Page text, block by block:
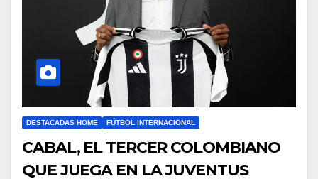
DESTACADAS HOME FÚTBOL INTERNACIONAL
CABAL, EL TERCER COLOMBIANO
QUE JUEGA EN LA JUVENTUS